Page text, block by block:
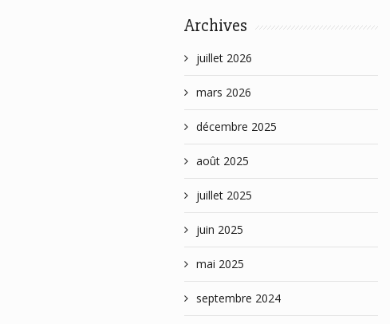
Archives
juillet 2026
mars 2026
décembre 2025
août 2025
juillet 2025
juin 2025
mai 2025
septembre 2024